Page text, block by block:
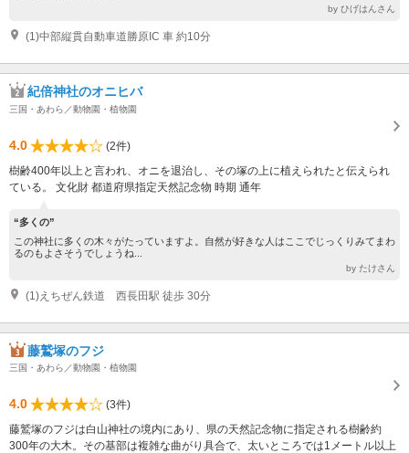
by ひげはんさん
(1)中部縦貫自動車道勝原IC 車 約10分
紀倍神社のオニヒバ
三国・あわら／動物園・植物園
4.0
(2件)
樹齢400年以上と言われ、オニを退治し、その塚の上に植えられたと伝えられ
ている。 文化財 都道府県指定天然記念物 時期 通年
“多くの”
この神社に多くの木々がたっていますよ。自然が好きな人はここでじっくりみてまわ
るのもよさそうでしょうね...
by たけさん
(1)えちぜん鉄道 西長田駅 徒歩 30分
藤鷲塚のフジ
三国・あわら／動物園・植物園
4.0
(3件)
藤鷲塚のフジは白山神社の境内にあり、県の天然記念物に指定される樹齢約
300年の大木。その基部は複雑な曲がり具合で、太いところでは1メートル以上